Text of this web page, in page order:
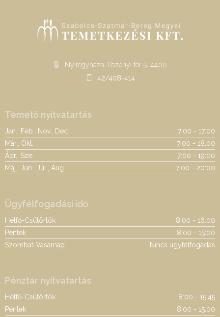
Nyíregyháza, Pazonyi tér 5. 4400
42/408-414
Temető nyitvatartás
Jan., Feb., Nov., Dec.
7:00 - 17:00
Már., Okt.
7:00 - 18:00
Ápr., Sze.
7:00 - 19:00
Máj., Jún., Júl., Aug.
7:00 - 20:00
Ügyfélfogadási idő
Hétfő-Csütörtök
8:00 - 16:00
Péntek
8:00 - 15:00
Szombat-Vasárnap
Nincs ügyfélfogadás
Pénztár nyitvatartás
Hétfő-Csütörtök
8:00 - 15:45
Péntek
8:00 - 15:00